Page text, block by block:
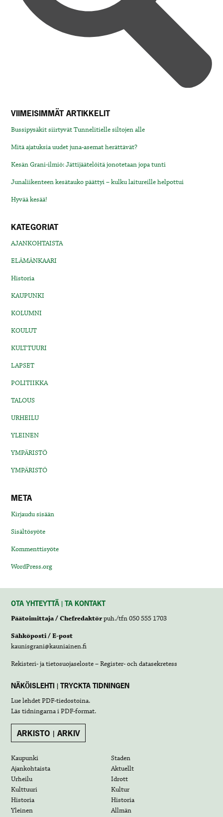
VIIMEISIMMÄT ARTIKKELIT
Bussipysäkit siirtyvät Tunnelitielle siltojen alle
Mitä ajatuksia uudet juna-asemat herättävät?
Kesän Grani-ilmiö: Jättijäätelöitä jonotetaan jopa tunti
Junaliikenteen kesätauko päättyi – kulku laitureille helpottui
Hyvää kesää!
KATEGORIAT
AJANKOHTAISTA
ELÄMÄNKAARI
Historia
KAUPUNKI
KOLUMNI
KOULUT
KULTTUURI
LAPSET
POLITIIKKA
TALOUS
URHEILU
YLEINEN
YMPÄRISTÖ
YMPÄRISTÖ
META
Kirjaudu sisään
Sisältösyöte
Kommenttisyöte
WordPress.org
OTA YHTEYTTÄ | TA KONTAKT
Päätoimittaja / Chefredaktörpuh./tfn 050 555 1703
Sähköposti / E-post
kaunisgrani@kauniainen.fi
Rekisteri- ja tietosuojaseloste – Register- och datasekretess
NÄKÖISLEHTI | TRYCKTA TIDNINGEN
Lue lehdetPDF-tiedostoina.
Läs tidningarna iPDF-format.
ARKISTO | ARKIV
Kaupunki
Staden
Ajankohtaista
Aktuellt
Urheilu
Idrott
Kulttuuri
Kultur
Historia
Historia
Yleinen
Allmän